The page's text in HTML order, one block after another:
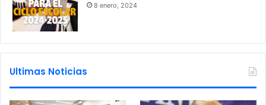
8 enero, 2024
Ultimas Noticias